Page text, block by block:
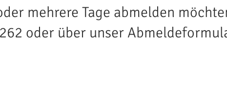
mehrere Tage abmelden
oder über unser